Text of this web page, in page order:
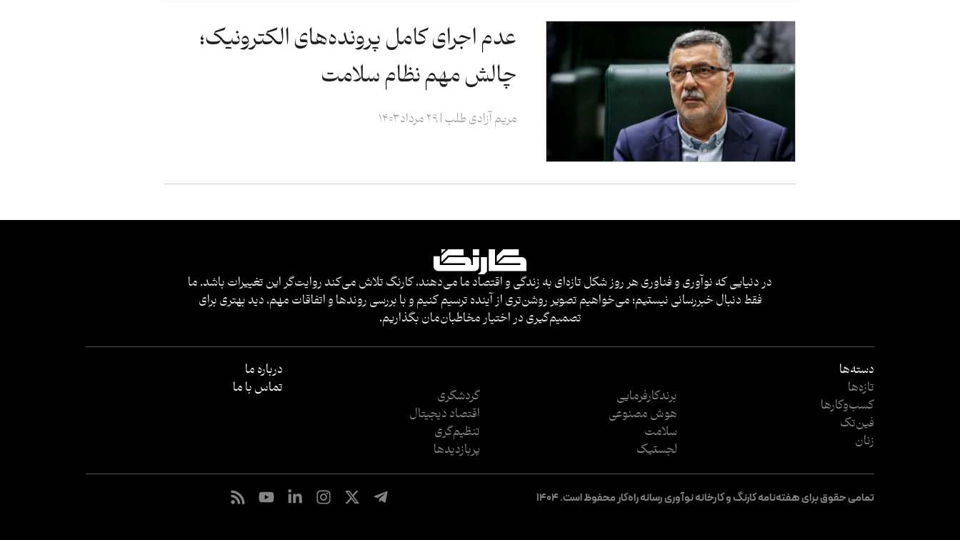
عدم اجرای کامل پرونده‌های الکترونیک؛
چالش مهم نظام سلامت
مریم آزادی طلب ۲۹ مرداد ۱۴۰۳
در دنیایی که نوآوری و فناوری هر روز شکل تازه‌ای به زندگی و اقتصاد ما می‌دهند، کارنگ تلاش می‌کند روایت‌گر این تغییرات باشد. ما
فقط دنبال خبررسانی نیستیم؛ می‌خواهیم تصویر روشن‌تری از آینده ترسیم کنیم و با بررسی روندها و اتفاقات مهم، دید بهتری برای
تصمیم‌گیری در اختیار مخاطبان‌مان بگذاریم.
دسته‌ها
تازه‌ها
کسب‌وکار‌ها
فین‌تک
زنان
برندکارفرمایی
هوش مصنوعی
سلامت
لجستیک
گردشگری
اقتصاد دیجیتال
تنظیم‌گری
پربازدید‌ها
درباره ما
تماس با ما
تمامی حقوق برای هفته‌نامه کارنگ و کارخانه نوآوری رسانه راه‌کار محفوظ است. ۱۴۰۴